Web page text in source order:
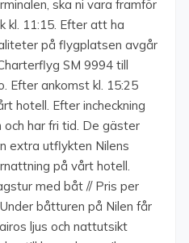
ska ni vara framför
kl. 11:15. Efter att ha
på flygplatsen avgår
SM 9994 till
Efter ankomst kl. 15:25
hotell. Efter incheckning
och har fri tid. De gäster
extra utflykten Nilens
på vårt hotell.
med båt // Pris per
båtturen på Nilen får
ljus och nattutsikt